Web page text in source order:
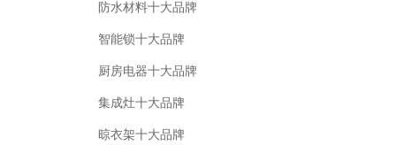
防水材料十大品牌
智能锁十大品牌
厨房电器十大品牌
集成灶十大品牌
晾衣架十大品牌